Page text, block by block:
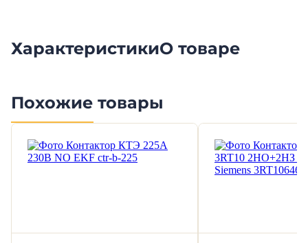
ХарактеристикиО товаре
Похожие товары